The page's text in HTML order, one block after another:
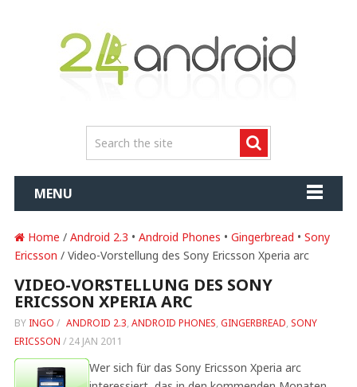
MENU
Home / Android 2.3 • Android Phones • Gingerbread • Sony
Ericsson / Video-Vorstellung des Sony Ericsson Xperia arc
VIDEO-VORSTELLUNG DES SONY
ERICSSON XPERIA ARC
BY INGO / ANDROID 2.3, ANDROID PHONES, GINGERBREAD, SONY
ERICSSON / 24 JAN 2011
Wer sich für das Sony Ericsson Xperia arc